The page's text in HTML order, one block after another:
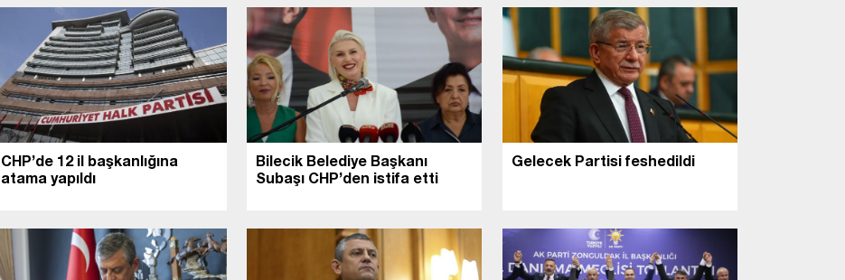
CHP’de 12 il başkanlığına
atama yapıldı
Bilecik Belediye Başkanı
Subaşı CHP’den istifa etti
Gelecek Partisi feshedildi